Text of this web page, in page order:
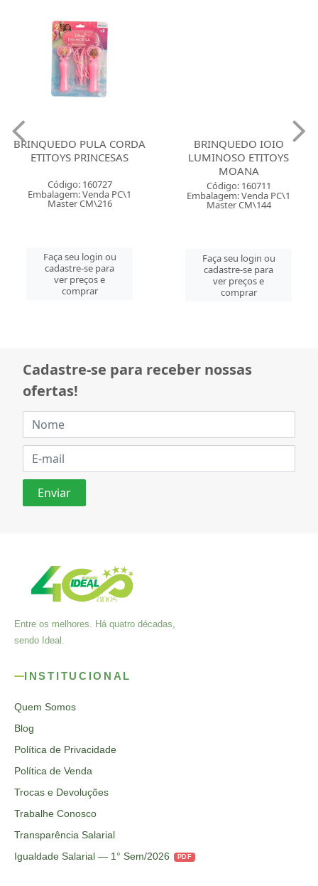
BRINQUEDO PULA CORDA
ETITOYS PRINCESAS
Código: 160727
Embalagem: Venda PC\1
Master CM\216
Faça seu login ou
cadastre-se para
ver preços e
comprar
BRINQUEDO IOIO
LUMINOSO ETITOYS
MOANA
Código: 160711
Embalagem: Venda PC\1
Master CM\144
Faça seu login ou
cadastre-se para
ver preços e
comprar
Cadastre-se para receber nossas
ofertas!
Entre os melhores. Há quatro décadas,
sendo Ideal.
INSTITUCIONAL
Quem Somos
Blog
Política de Privacidade
Política de Venda
Trocas e Devoluções
Trabalhe Conosco
Transparência Salarial
Igualdade Salarial — 1° Sem/2026
PDF